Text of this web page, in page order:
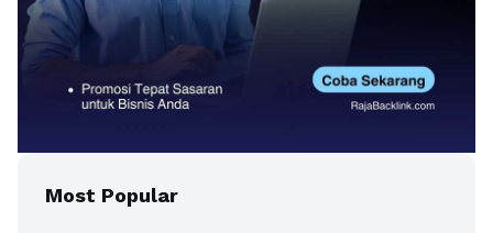
Most Popular